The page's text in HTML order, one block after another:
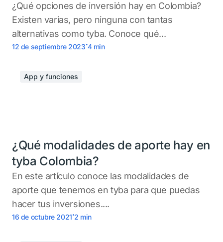
¿Qué opciones de inversión hay en Colombia?
Existen varias, pero ninguna con tantas
alternativas como tyba. Conoce qué...
12 de septiembre 2023.4 min
App y funciones
¿Qué modalidades de aporte hay en
tyba Colombia?
En este artículo conoce las modalidades de
aporte que tenemos en tyba para que puedas
hacer tus inversiones....
16 de octubre 2021.2 min